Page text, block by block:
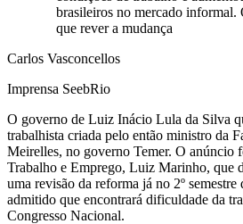
brasileiros no mercado informal.
que rever a mudança
Carlos Vasconcellos
Imprensa SeebRio
O governo de Luiz Inácio Lula da Silva
trabalhista criada pelo então ministro da
Meirelles, no governo Temer. O anúncio
Trabalho e Emprego, Luiz Marinho, que
uma revisão da reforma já no 2º semestre
admitido que encontrará dificuldade da
Congresso Nacional.